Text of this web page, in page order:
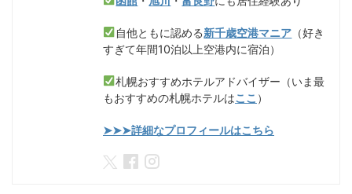
自他ともに認める新千歳空港マニア （好き
すぎて年間10泊以上空港内に宿泊）
札幌おすすめホテルアドバイザー（いま最
もおすすめの札幌ホテルはここ ）
➤➤➤詳細なプロフィールはこちら